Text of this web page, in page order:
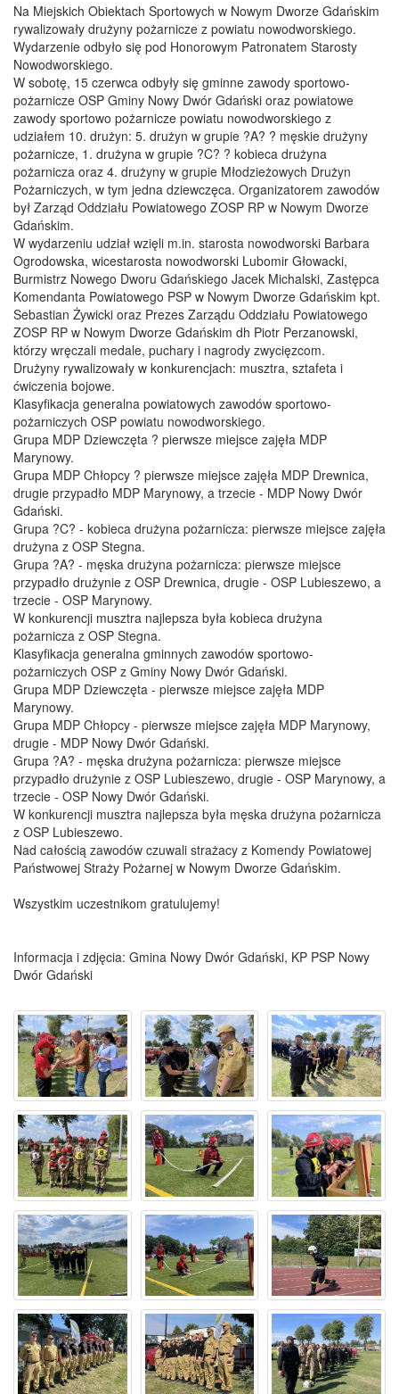
Na Miejskich Obiektach Sportowych w Nowym Dworze Gdańskim
rywalizowały drużyny pożarnicze z powiatu nowodworskiego.
Wydarzenie odbyło się pod Honorowym Patronatem Starosty
Nowodworskiego.
W sobotę, 15 czerwca odbyły się gminne zawody sportowo-
pożarnicze OSP Gminy Nowy Dwór Gdański oraz powiatowe
zawody sportowo pożarnicze powiatu nowodworskiego z
udziałem 10. drużyn: 5. drużyn w grupie ?A? ? męskie drużyny
pożarnicze, 1. drużyna w grupie ?C? ? kobieca drużyna
pożarnicza oraz 4. drużyny w grupie Młodzieżowych Drużyn
Pożarniczych, w tym jedna dziewczęca. Organizatorem zawodów
był Zarząd Oddziału Powiatowego ZOSP RP w Nowym Dworze
Gdańskim.
W wydarzeniu udział wzięli m.in. starosta nowodworski Barbara
Ogrodowska, wicestarosta nowodworski Lubomir Głowacki,
Burmistrz Nowego Dworu Gdańskiego Jacek Michalski, Zastępca
Komendanta Powiatowego PSP w Nowym Dworze Gdańskim kpt.
Sebastian Żywicki oraz Prezes Zarządu Oddziału Powiatowego
ZOSP RP w Nowym Dworze Gdańskim dh Piotr Perzanowski,
którzy wręczali medale, puchary i nagrody zwycięzcom.
Drużyny rywalizowały w konkurencjach: musztra, sztafeta i
ćwiczenia bojowe.
Klasyfikacja generalna powiatowych zawodów sportowo-
pożarniczych OSP powiatu nowodworskiego.
Grupa MDP Dziewczęta ? pierwsze miejsce zajęła MDP
Marynowy.
Grupa MDP Chłopcy ? pierwsze miejsce zajęła MDP Drewnica,
drugie przypadło MDP Marynowy, a trzecie - MDP Nowy Dwór
Gdański.
Grupa ?C? - kobieca drużyna pożarnicza: pierwsze miejsce zajęła
drużyna z OSP Stegna.
Grupa ?A? - męska drużyna pożarnicza: pierwsze miejsce
przypadło drużynie z OSP Drewnica, drugie - OSP Lubieszewo, a
trzecie - OSP Marynowy.
W konkurencji musztra najlepsza była kobieca drużyna
pożarnicza z OSP Stegna.
Klasyfikacja generalna gminnych zawodów sportowo-
pożarniczych OSP z Gminy Nowy Dwór Gdański.
Grupa MDP Dziewczęta - pierwsze miejsce zajęła MDP
Marynowy.
Grupa MDP Chłopcy - pierwsze miejsce zajęła MDP Marynowy,
drugie - MDP Nowy Dwór Gdański.
Grupa ?A? - męska drużyna pożarnicza: pierwsze miejsce
przypadło drużynie z OSP Lubieszewo, drugie - OSP Marynowy, a
trzecie - OSP Nowy Dwór Gdański.
W konkurencji musztra najlepsza była męska drużyna pożarnicza
z OSP Lubieszewo.
Nad całością zawodów czuwali strażacy z Komendy Powiatowej
Państwowej Straży Pożarnej w Nowym Dworze Gdańskim.
Wszystkim uczestnikom gratulujemy!
Informacja i zdjęcia: Gmina Nowy Dwór Gdański, KP PSP Nowy
Dwór Gdański